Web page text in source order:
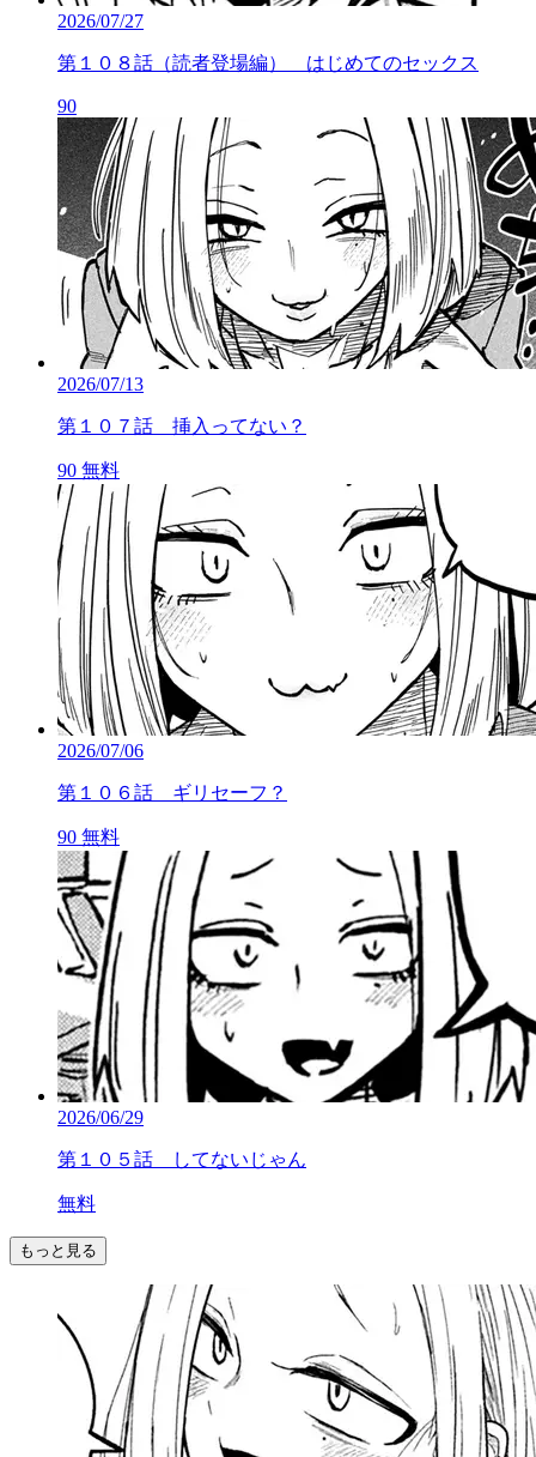
2026/07/27
第１０８話（読者登場編） はじめてのセックス
90
2026/07/13
第１０７話 挿入ってない？
90 無料
2026/07/06
第１０６話 ギリセーフ？
90 無料
2026/06/29
第１０５話 してないじゃん
無料
もっと見る